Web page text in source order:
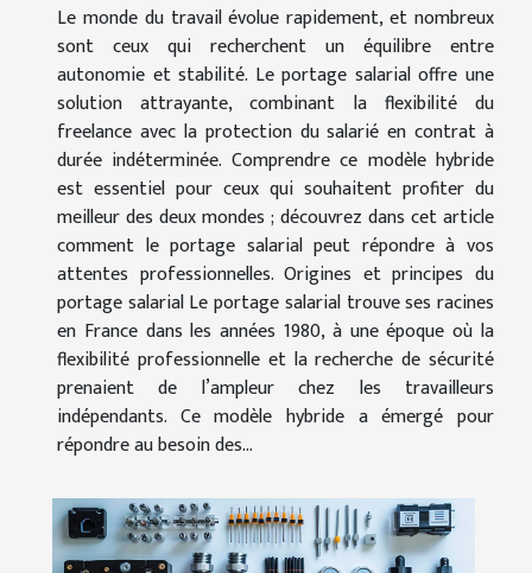
Le monde du travail évolue rapidement, et nombreux
sont ceux qui recherchent un équilibre entre
autonomie et stabilité. Le portage salarial offre une
solution attrayante, combinant la flexibilité du
freelance avec la protection du salarié en contrat à
durée indéterminée. Comprendre ce modèle hybride
est essentiel pour ceux qui souhaitent profiter du
meilleur des deux mondes ; découvrez dans cet article
comment le portage salarial peut répondre à vos
attentes professionnelles. Origines et principes du
portage salarial Le portage salarial trouve ses racines
en France dans les années 1980, à une époque où la
flexibilité professionnelle et la recherche de sécurité
prenaient de l’ampleur chez les travailleurs
indépendants. Ce modèle hybride a émergé pour
répondre au besoin des...